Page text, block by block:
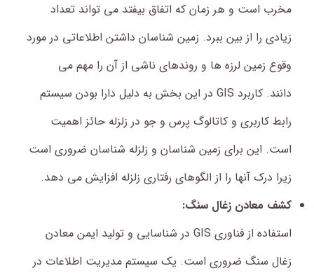
مخرب است و هر زمان که اتفاق بیفتد می تواند تعداد
زیادی را از بین ببرد. زمین شناسان داشتن اطلاعاتی در مورد
وقوع زمین لرزه ها و روندهای ناشی از آن را مهم می
دانند. کاربرد GIS در این بخش به دلیل دارا بودن سیستم
رابط کاربری و کاتالوگ پرس و جو در زلزله حائز اهمیت
است. این برای زمین شناسان و زلزله شناسان ضروری است
زیرا درک آنها را از الگوهای رفتاری زلزله افزایش می دهد.
کشف معادن زغال سنگ:
استفاده از فناوری GIS در شناسایی و تولید ایمن معادن
زغال سنگ ضروری است. یک سیستم مدیریت اطلاعات در